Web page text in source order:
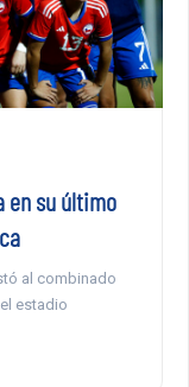
en su último
al combinado
estadio